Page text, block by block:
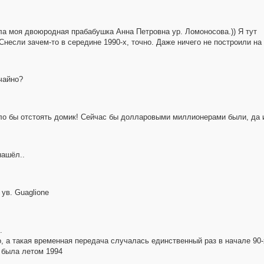
моя двоюродная прабабушка Анна Петровна ур. Ломоносова.)) Я тут
зачем-то в середине 1990-х, точно. Даже ничего не построили на
бы отстоять домик! Сейчас бы долларовыми миллионерами были, да
Guaglione
такая временная передача случалась единственный раз в начале
была летом 1994